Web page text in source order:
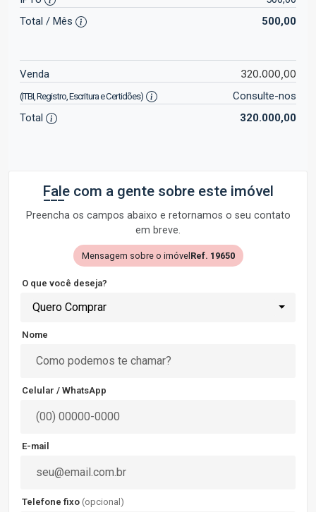
Total / Mês
500,00
Venda 320.000,00
(ITBI, Registro, Escritura e Certidões)
Consulte-nos
Total
320.000,00
Fale com a gente sobre este imóvel
Preencha os campos abaixo e retornamos o seu contato
em breve.
Mensagem sobre o imóvel Ref. 19650
O que você deseja?
Quero Comprar
Nome
Celular / WhatsApp
E-mail
Telefone fixo (opcional)